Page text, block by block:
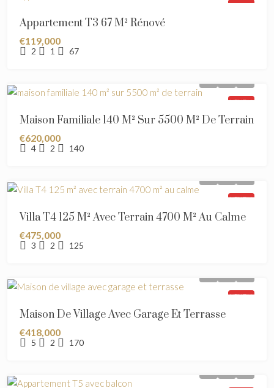
VENDU
Appartement T3 67 M² Rénové
€119,000
2 1 67
VENDU
Maison Familiale 140 M² Sur 5500 M² De Terrain
€620,000
4 2 140
VENDU
Villa T4 125 M² Avec Terrain 4700 M² Au Calme
€475,000
3 2 125
VENDU
Maison De Village Avec Garage Et Terrasse
€418,000
5 2 170